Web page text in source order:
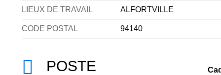
LIEUX DE TRAVAIL ALFORTVILLE
CODE POSTAL 94140
POSTE